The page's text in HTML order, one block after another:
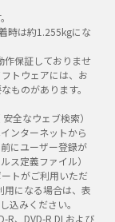
時は約1.255kgにな
作保証しておりませ
トウェアには、お
ものがあります。
全なウェブ検索）
ンターネットから
にユーザー登録が
ス定義ファイル）
トがご利用いただ
用になる場合は、表
込みください。
R、DVD-R DLおよび